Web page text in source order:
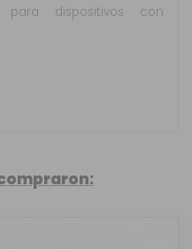
para dispositivos con